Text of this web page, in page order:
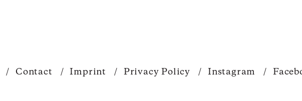
/ Contact / Imprint / Privacy Policy / Instagram /